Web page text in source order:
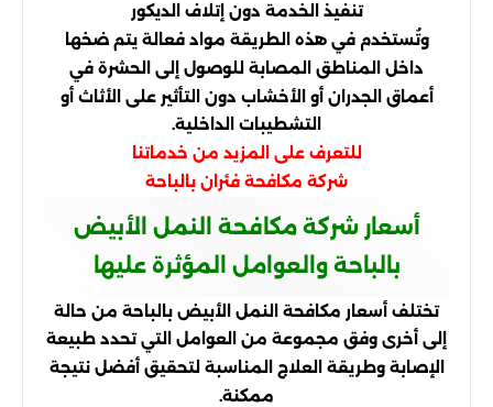
تنفيذ الخدمة دون إتلاف الديكور
وتُستخدم في هذه الطريقة مواد فعالة يتم ضخها
داخل المناطق المصابة للوصول إلى الحشرة في
أعماق الجدران أو الأخشاب دون التأثير على الأثاث أو
التشطيبات الداخلية.
للتعرف على المزيد من خدماتنا
شركة مكافحة فئران بالباحة
أسعار شركة مكافحة النمل الأبيض
بالباحة والعوامل المؤثرة عليها
تختلف أسعار مكافحة النمل الأبيض بالباحة من حالة
إلى أخرى وفق مجموعة من العوامل التي تحدد طبيعة
الإصابة وطريقة العلاج المناسبة لتحقيق أفضل نتيجة
ممكنة.